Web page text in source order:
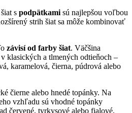
s podpätkami sú najlepšou voľbou
strih šiat sa môže kombinovať
závisí od farby šiat. Väčšina
klasických a tlmených odtieňoch –
karamelová, čierna, púdrová alebo
čierne alebo hnedé topánky. Na
vzhľadu sú vhodné topánky
červené, tyrkysové alebo fialové.